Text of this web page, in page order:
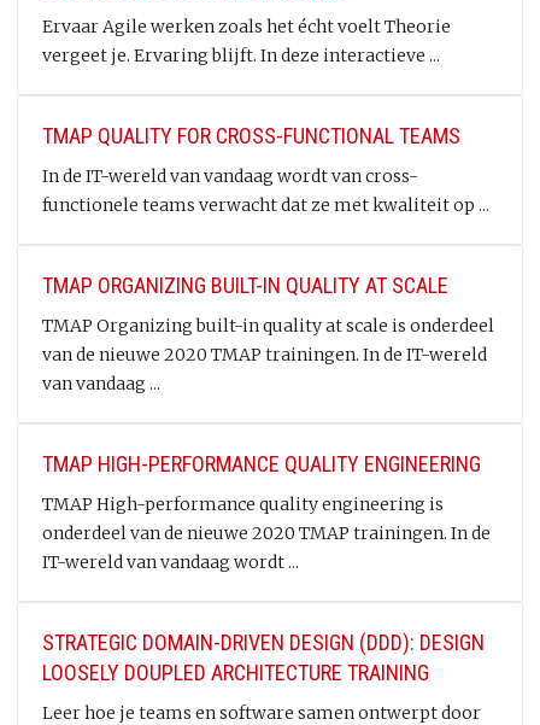
Ervaar Agile werken zoals het écht voelt Theorie
vergeet je. Ervaring blijft. In deze interactieve ...
TMAP QUALITY FOR CROSS-FUNCTIONAL TEAMS
In de IT-wereld van vandaag wordt van cross-
functionele teams verwacht dat ze met kwaliteit op ...
TMAP ORGANIZING BUILT-IN QUALITY AT SCALE
TMAP Organizing built-in quality at scale is onderdeel
van de nieuwe 2020 TMAP trainingen. In de IT-wereld
van vandaag ...
TMAP HIGH-PERFORMANCE QUALITY ENGINEERING
TMAP High-performance quality engineering is
onderdeel van de nieuwe 2020 TMAP trainingen. In de
IT-wereld van vandaag wordt ...
STRATEGIC DOMAIN-DRIVEN DESIGN (DDD): DESIGN
LOOSELY DOUPLED ARCHITECTURE TRAINING
Leer hoe je teams en software samen ontwerpt door